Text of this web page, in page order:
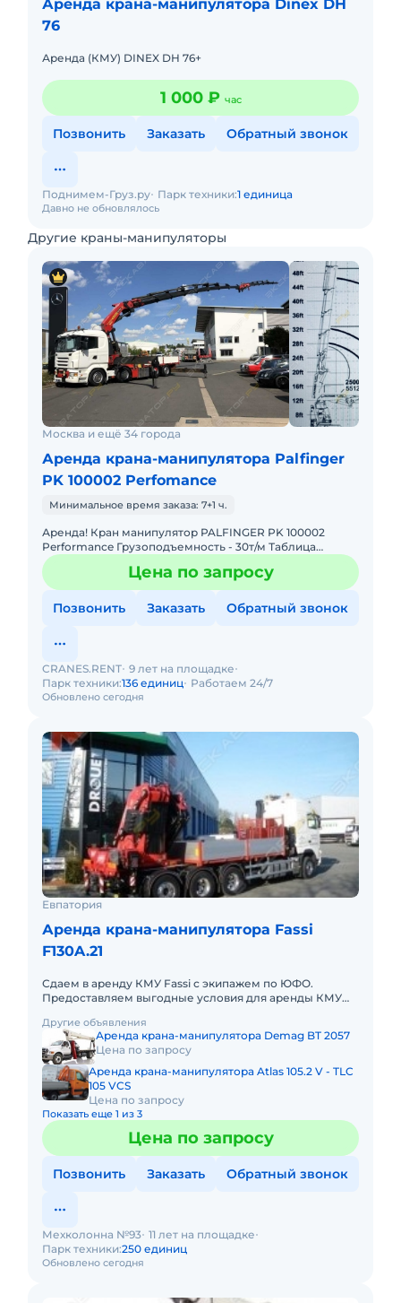
Аренда крана-манипулятора Dinex DH
76
Аренда (КМУ) DINEX DH 76+
1 000 ₽ час
Позвонить Заказать Обратный звонок
Давно не обновлялось
Поднимем-Груз.ру Парк техники:1 единица
Другие краны-манипуляторы
Москва и ещё 34 города
Аренда крана-манипулятора Palfinger
PK 100002 Perfomance
Минимальное время заказа: 7+1 ч.
Аренда! Кран манипулятор PALFINGER PK 100002
Performance Грузоподъемность - 30т/м Таблица
Грузоподъемности: 4,4м - 19.000 кг 7,4м - 11.000 кг 11,1м -
7.
Цена по запросу
Позвонить Заказать Обратный звонок
Обновлено сегодня
CRANES.RENT 9 лет на площадке
Парк техники:136 единиц Работаем 24/7
Евпатория
Аренда крана-манипулятора Fassi
F130A.21
Сдаем в аренду КМУ Fassi с экипажем по ЮФО.
Предоставляем выгодные условия для аренды КМУ
спецтехники мы готовы п
Другие объявления
Аренда крана-манипулятора Demag BT 2057
Цена по запросу
Аренда крана-манипулятора Atlas 105.2 V - TLC
105 VCS
Цена по запросу
Показать еще 1 из 3
Цена по запросу
Позвонить Заказать Обратный звонок
Обновлено сегодня
Мехколонна №93 11 лет на площадке
Парк техники:250 единиц